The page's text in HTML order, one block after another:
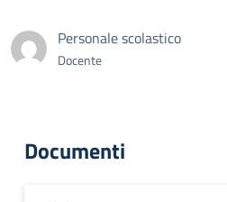
Personale scolastico
Docente
Documenti